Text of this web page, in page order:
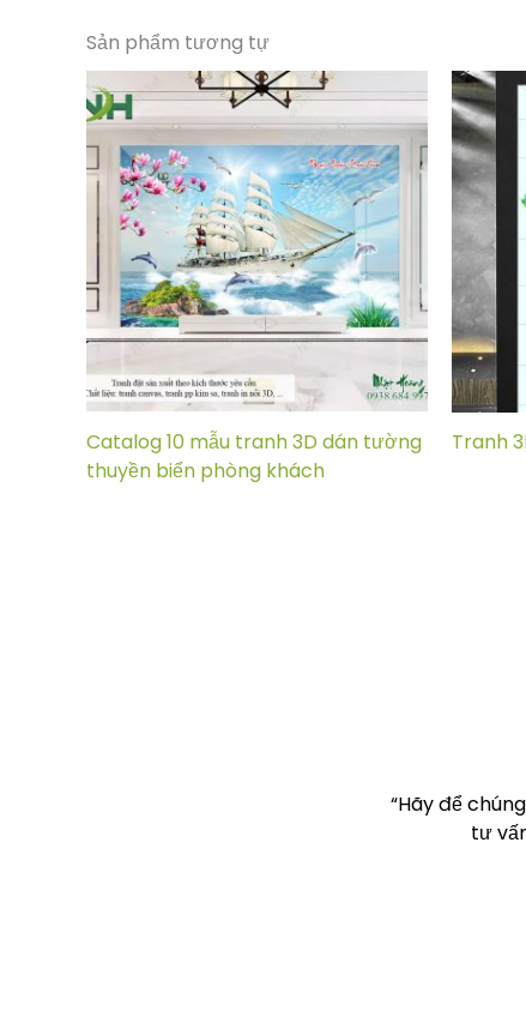
Sản phẩm tương tự
Catalog 10 mẫu tranh 3D dán tường
thuyền biển phòng khách
Tranh
“Hãy để
tư